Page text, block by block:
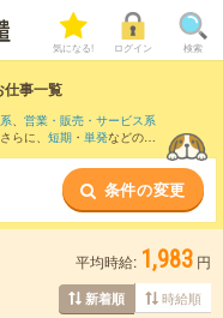
気になる! ログイン 検索
仕事一覧
、 営業・販売・サービス系
らに、 短期 ・ 単発などの期
条件の変更
平均時給: 1,983 円
新着順 時給順